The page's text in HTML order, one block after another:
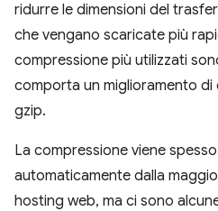
ridurre le dimensioni del
che vengano scaricate più
compressione più utilizzati
comporta un miglioramento di
gzip.
La compressione viene
automaticamente dalla
hosting web, ma ci sono